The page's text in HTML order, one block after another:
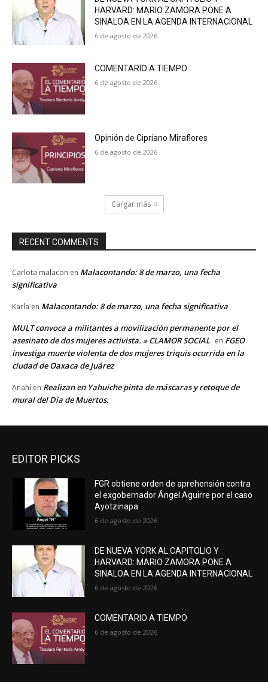
HARVARD: MARIO ZAMORA PONE A
SINALOA EN LA AGENDA INTERNACIONAL
6 de agosto de 2026
COMENTARIO A TIEMPO
6 de agosto de 2026
Opinión de Cipriano Miraflores
6 de agosto de 2026
Cargar más
RECENT COMMENTS
Carlota malacon en Malacontando: 8 de marzo, una fecha
significativa
Karla en Malacontando: 8 de marzo, una fecha significativa
MULT convoca a militantes a movilización permanente por el
asesinato de dos mujeres activista. » CLAMOR SOCIAL en FGEO
investiga muerte violenta de dos mujeres triquis ocurrida en la
ciudad de Oaxaca de Juárez
Anahí en Realizan en Yahuiche pinta de máscaras y retoque de
mural del Día de Muertos.
EDITOR PICKS
FGR obtiene orden de aprehensión contra
el exgobernador Ángel Aguirre por el caso
Ayotzinapa
6 de agosto de 2026
DE NUEVA YORK AL CAPITOLIO Y
HARVARD: MARIO ZAMORA PONE A
SINALOA EN LA AGENDA INTERNACIONAL
6 de agosto de 2026
COMENTARIO A TIEMPO
6 de agosto de 2026